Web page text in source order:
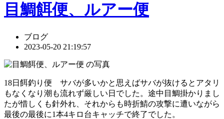
目鯛餌便、ルアー便
ブログ
2023-05-20 21:19:57
18日餌釣り便 サバが多いかと思えばサバが抜けるとアタリ
もなくなり潮も流れず厳しい日でした。途中目鯛掛かりまし
たが惜しくも針外れ、それからも時折鯖の攻撃に遭いながら
最後の最後に1本4キロ台キャッチで終了でした。